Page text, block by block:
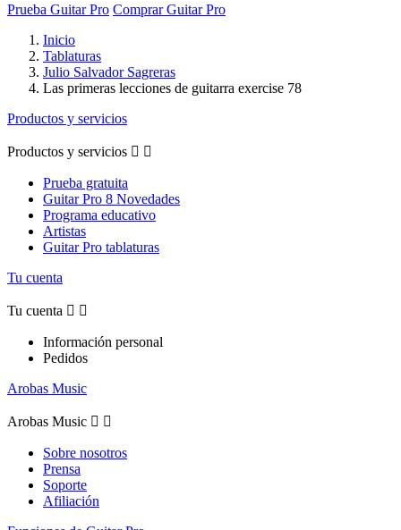
Prueba Guitar Pro Comprar Guitar Pro
Inicio
Tablaturas
Julio Salvador Sagreras
Las primeras lecciones de guitarra exercise 78
Productos y servicios
Productos y servicios  
Prueba gratuita
Guitar Pro 8 Novedades
Programa educativo
Artistas
Guitar Pro tablaturas
Tu cuenta
Tu cuenta  
Información personal
Pedidos
Arobas Music
Arobas Music  
Sobre nosotros
Prensa
Soporte
Afiliación